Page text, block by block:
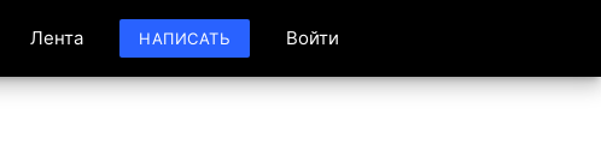
Лента НАПИСАТЬ Войти